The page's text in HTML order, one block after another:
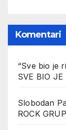
Komentari
“Sve bio je
SVE BIO
Slobodan
ROCK